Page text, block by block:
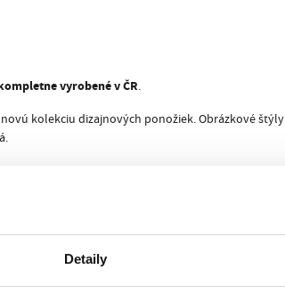
Detaily
vyrobené v ČR.
kolekciu dizajnových ponožiek. Obrázkové